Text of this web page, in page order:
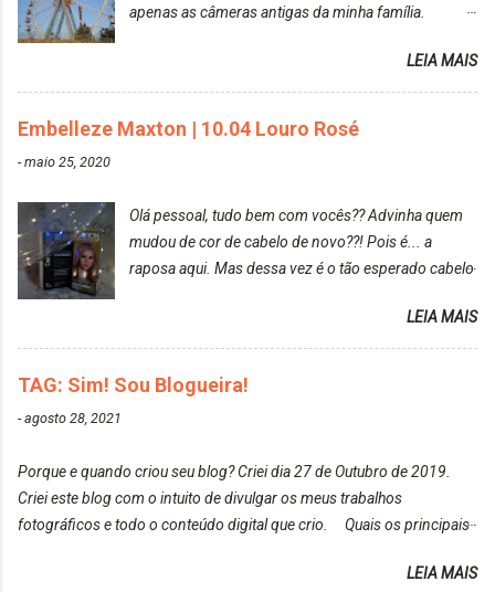
apenas as câmeras antigas da minha família.
diria que gosto mais de fotografar, mas comecei a
gostar bastante de ser a minha modelo. Você tem
uma boa câmera para fotografar? Ainda não tenho
uma super câmera profissional. Por enquanto, a
suas fotos? Sim. Posto aqui e pelas minhas páginas.
Tumblr, We heart it, ou instagram? Instagram. Eu
particularmente não gosto de Tumblr e nem do We
elas fiquem no modo original? Sou do time foto
de um determinado lugar ou de algo que estou
fotografan...
LEIA MAIS
Embelleze Maxton | 10.04 Louro Rosé
-maio 25, 2020
Olá pessoal, tudo bem com vocês?? Advinha quem
mudou de cor de cabelo de novo??! Pois é... a
raposa aqui. Mas dessa vez é o tão esperado cabelo
Louro Rosé Se vocês não acompanharam a saga do
meu cabelo colorido, vou deixar aqui embaixo, o link
de todos que fiz para vocês verem: ✨ Alfaparf | Alta
Moda é... Creative Crazy Colors Pink
Turkiss Blue
https://www.adrielly.com.br/2020/02/keraton-hard-
colors-turkiss-blue.html ✨ Alpha Line | Máscara
LEIA MAIS
TAG: Sim! Sou Blogueira!
-agosto 28, 2021
Porque e quando criou seu blog? Criei dia 27 de Outubro de 2019.
Criei este blog com o intuito de divulgar os meus trabalhos
fotográficos e todo o conteúdo digital que crio. Quais os principais
vida de Blogueira? Tem sido um sonho. Minha família me apoia muito.
LEIA MAIS